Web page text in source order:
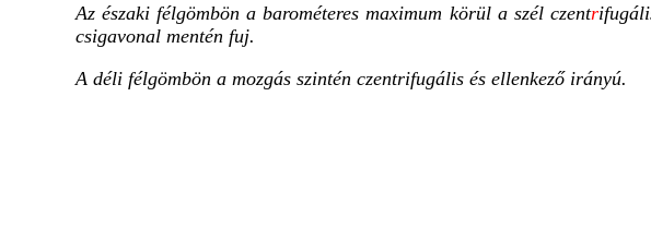
Az északi félgömbön a barométeres maximum körül a szél czentr
csigavonal mentén fuj.
A déli félgömbön a mozgás szintén czentrifugális és ellenkező irányú.